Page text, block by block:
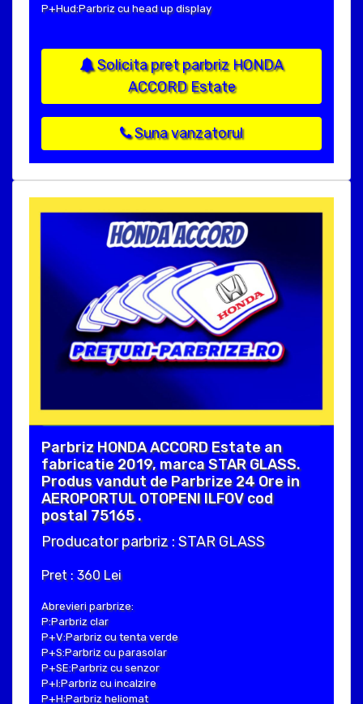
P+Hud:Parbriz cu head up display
Solicita pret parbriz HONDA
ACCORD Estate
Suna vanzatorul
Parbriz HONDA ACCORD Estate an
fabricatie 2019, marca STAR GLASS.
Produs vandut de Parbrize 24 Ore in
AEROPORTUL OTOPENI ILFOV cod
postal 75165 .
Producator parbriz : STAR GLASS
Pret : 360 Lei
Abrevieri parbrize:
P:Parbriz clar
P+V:Parbriz cu tenta verde
P+S:Parbriz cu parasolar
P+SE:Parbriz cu senzor
P+I:Parbriz cu incalzire
P+H:Parbriz heliomat